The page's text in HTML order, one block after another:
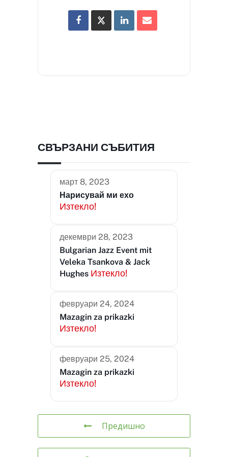
СВЪРЗАНИ СЪБИТИЯ
март 8, 2023
Нарисувай ми ехо
Изтекло!
декември 28, 2023
Bulgarian Jazz Event mit
Veleka Tsankova & Jack
Hughes Изтекло!
февруари 24, 2024
Mazagin za prikazki
Изтекло!
февруари 25, 2024
Mazagin za prikazki
Изтекло!
Предишно